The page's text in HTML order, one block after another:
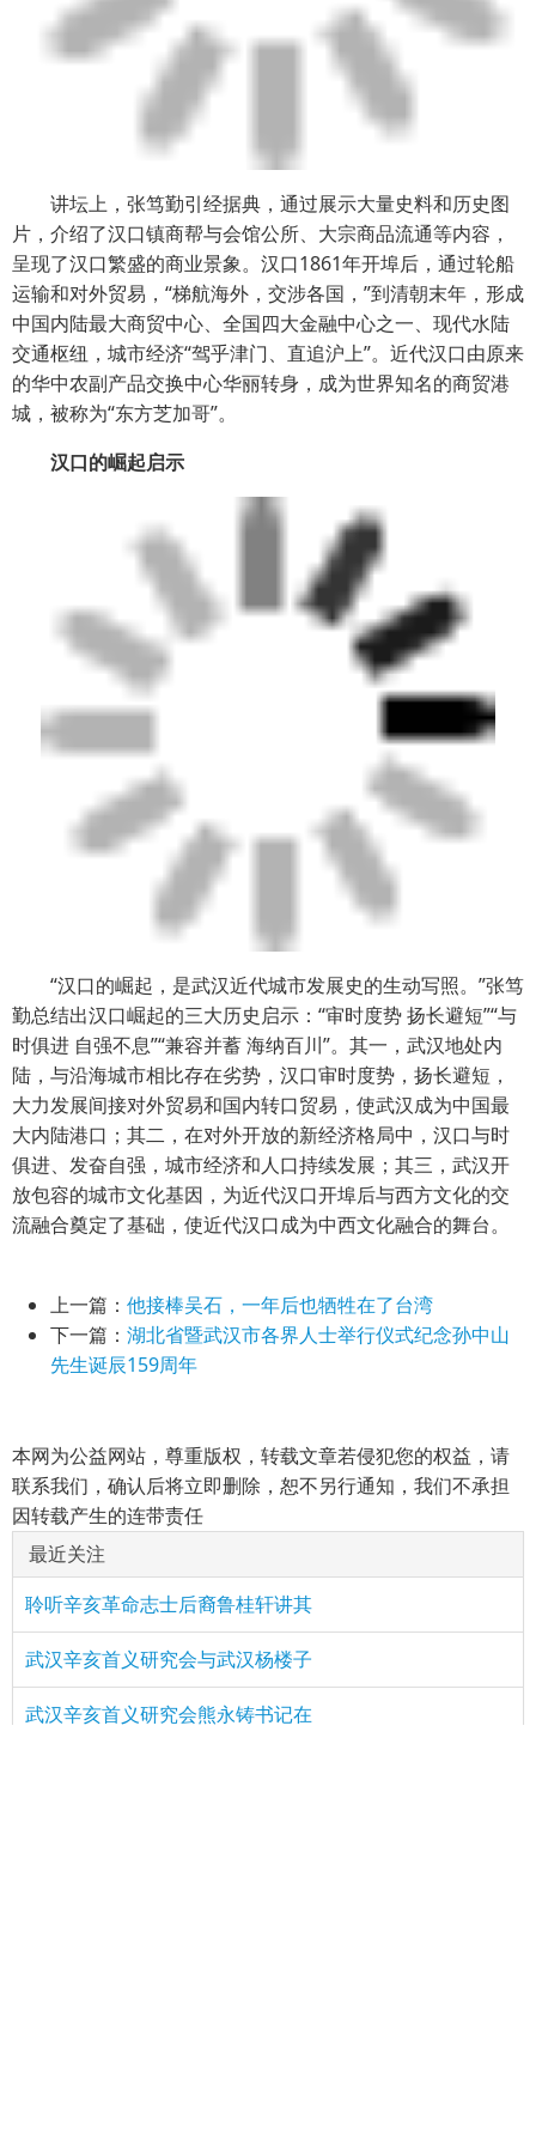
讲坛上，张笃勤引经据典，通过展示大量史料和历史图
片，介绍了汉口镇商帮与会馆公所、大宗商品流通等内容，
呈现了汉口繁盛的商业景象。汉口1861年开埠后，通过轮船
运输和对外贸易，“梯航海外，交涉各国，”到清朝末年，形成
中国内陆最大商贸中心、全国四大金融中心之一、现代水陆
交通枢纽，城市经济“驾乎津门、直追沪上”。近代汉口由原来
的华中农副产品交换中心华丽转身，成为世界知名的商贸港
城，被称为“东方芝加哥”。
汉口的崛起启示
“汉口的崛起，是武汉近代城市发展史的生动写照。”张笃
勤总结出汉口崛起的三大历史启示：“审时度势 扬长避短”“与
时俱进 自强不息”“兼容并蓄 海纳百川”。其一，武汉地处内
陆，与沿海城市相比存在劣势，汉口审时度势，扬长避短，
大力发展间接对外贸易和国内转口贸易，使武汉成为中国最
大内陆港口；其二，在对外开放的新经济格局中，汉口与时
俱进、发奋自强，城市经济和人口持续发展；其三，武汉开
放包容的城市文化基因，为近代汉口开埠后与西方文化的交
流融合奠定了基础，使近代汉口成为中西文化融合的舞台。
上一篇： 他接棒吴石，一年后也牺牲在了台湾
下一篇： 湖北省暨武汉市各界人士举行仪式纪念孙中山
先生诞辰159周年
本网为公益网站，尊重版权，转载文章若侵犯您的权益，请
联系我们，确认后将立即删除，恕不另行通知，我们不承担
因转载产生的连带责任
最近关注
聆听辛亥革命志士后裔鲁桂轩讲其
武汉辛亥首义研究会与武汉杨楼子
武汉辛亥首义研究会熊永铸书记在